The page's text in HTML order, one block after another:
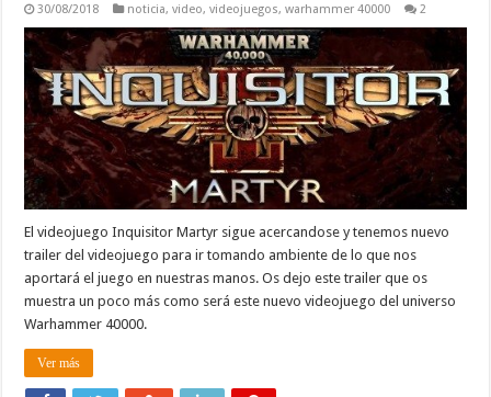
30/08/2018 noticia,video,videojuegos,warhammer 40000 2
El videojuego Inquisitor Martyr sigue acercandose y tenemos nuevo
trailer del videojuego para ir tomando ambiente de lo que nos
aportará el juego en nuestras manos. Os dejo este trailer que os
muestra un poco más como será este nuevo videojuego del universo
Warhammer 40000.
Ver más